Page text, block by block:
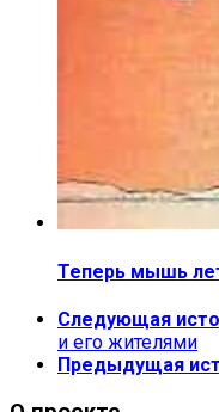
Теперь мышь
Следующая
и его жителями
Предыдущая